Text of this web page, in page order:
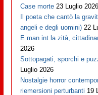
Case morte 23 Luglio 2026
Il poeta che cantò la
angeli e degli uomini) 22
E man int la zità,
2026
Sottopagati, sporchi e
Luglio 2026
Nostalgie horror
riemersioni perturbanti 19